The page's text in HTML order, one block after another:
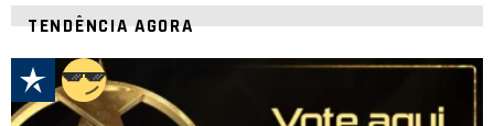
TENDÊNCIA AGORA